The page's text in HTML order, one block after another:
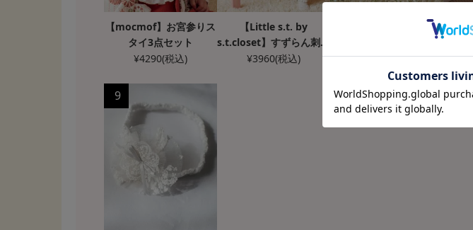
【mocmof】お宮参りス
タイ3点セット
¥4290(税込)
【Little s.t. by
s.t.closet】すずらん刺繍
カバーオール
¥3960(税込)
【mocmof】女の子おめ
¥3630(税込)
【La
ザ
9